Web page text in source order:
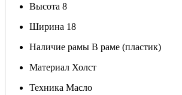
Высота 8
Ширина 18
Наличие рамы В раме (пластик)
Материал Холст
Техника Масло